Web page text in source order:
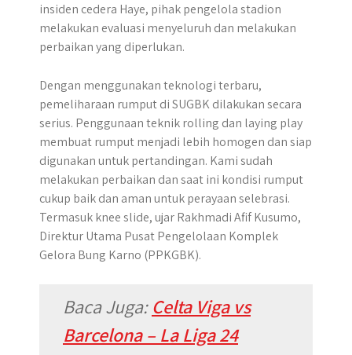
insiden cedera Haye, pihak pengelola stadion
melakukan evaluasi menyeluruh dan melakukan
perbaikan yang diperlukan.
Dengan menggunakan teknologi terbaru,
pemeliharaan rumput di SUGBK dilakukan secara
serius. Penggunaan teknik rolling dan laying play
membuat rumput menjadi lebih homogen dan siap
digunakan untuk pertandingan. Kami sudah
melakukan perbaikan dan saat ini kondisi rumput
cukup baik dan aman untuk perayaan selebrasi.
Termasuk knee slide, ujar Rakhmadi Afif Kusumo,
Direktur Utama Pusat Pengelolaan Komplek
Gelora Bung Karno (PPKGBK).
Baca Juga:Celta Viga vs
Barcelona – La Liga 24